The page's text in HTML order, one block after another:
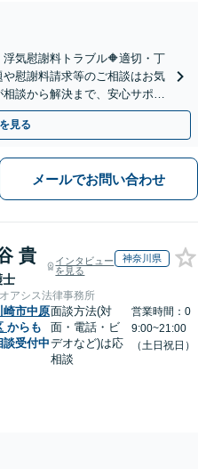
気慰謝料トラブル🔶適切・丁
慰謝料請求等のご相談はお気
談から解決まで、安心サポー
律相談無料◢
見る
メールでお問い合わせ
貴
士
インタビュー
を見る
神奈川県
アシス法律事務所
崎市中原
からも
談受付中
面談方法(対
面・電話・ビ
デオなど)は応
相談
営業時間：0
9:00~21:00
（土日祝日）